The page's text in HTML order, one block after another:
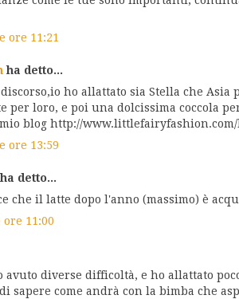
ore 11:21
ha detto...
ho allattato sia Stella che Asia
per loro, e poi una dolcissima coccola
blog http://
ore 13:59
ha detto...
che il latte dopo l'anno (massimo) è
11:00
avuto diverse difficoltà, e ho allattato
sapere come andrà con la bimba che